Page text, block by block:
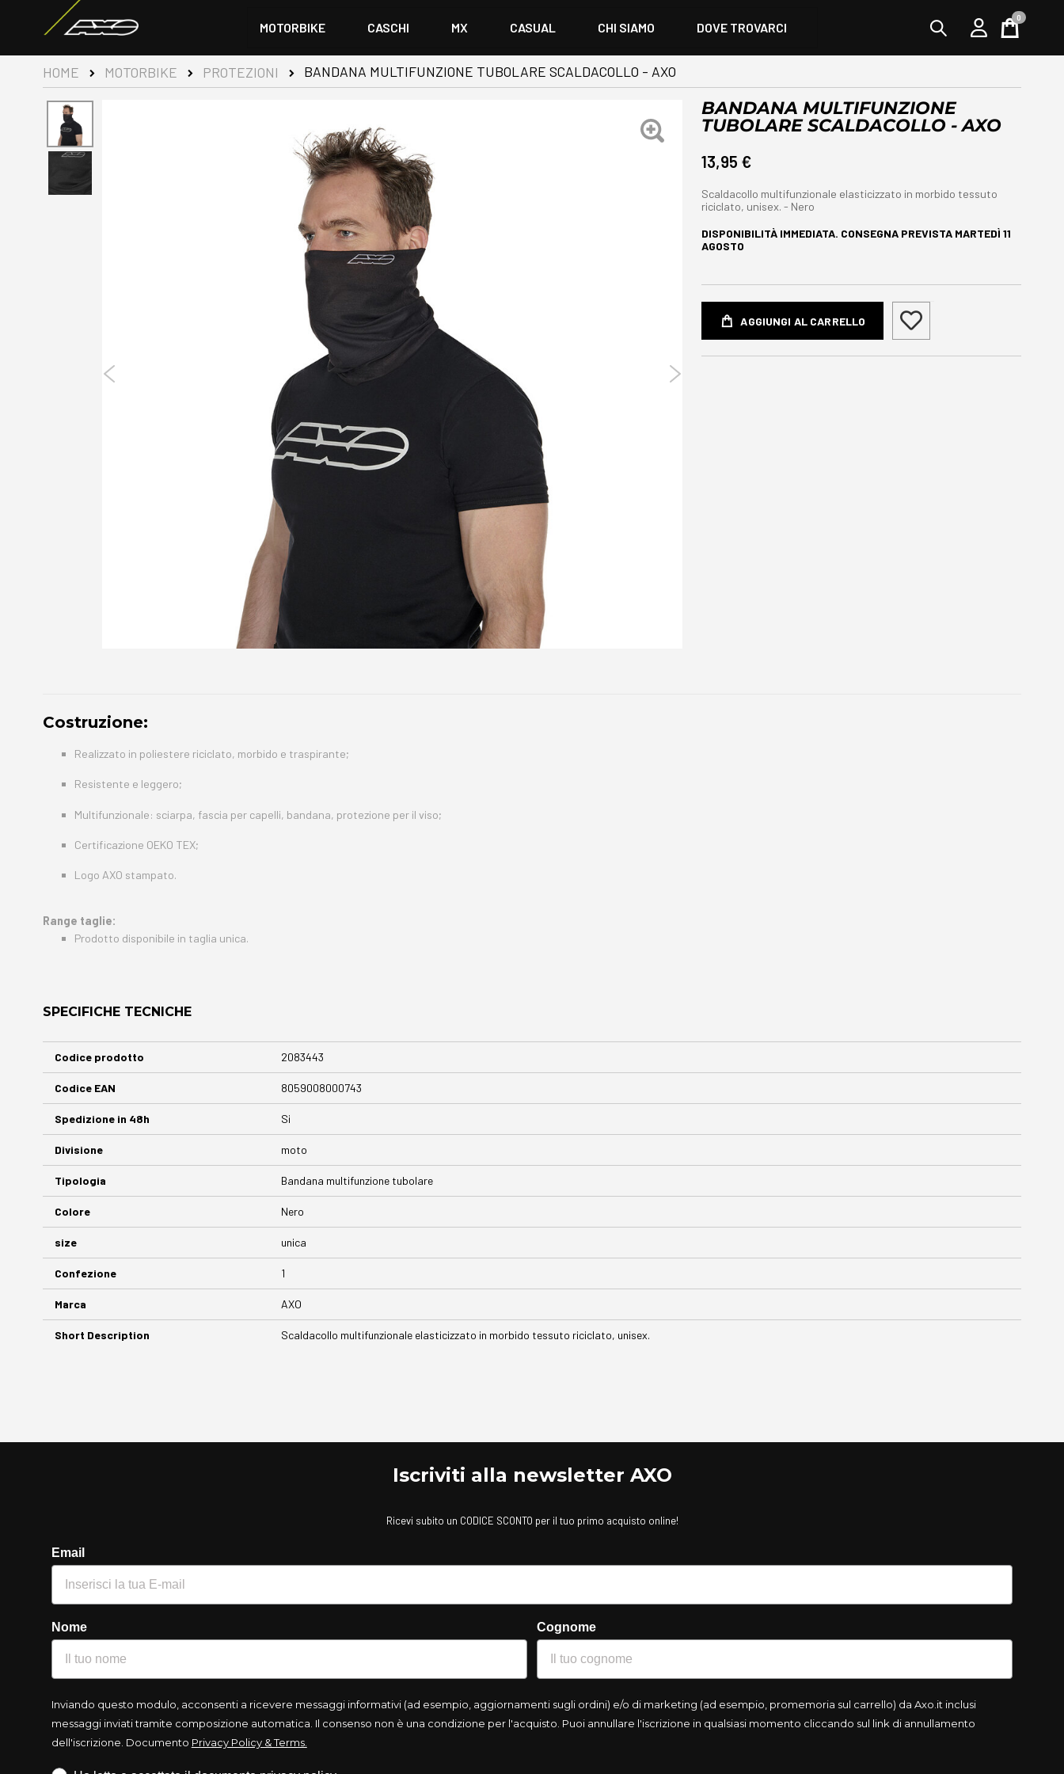
MOTORBIKE CASCHI MX CASUAL CHI SIAMO DOVE TROVARCI Cart
0
HOME MOTORBIKE PROTEZIONI BANDANA MULTIFUNZIONE TUBOLARE SCALDACOLLO - AXO
BANDANA MULTIFUNZIONE
TUBOLARE SCALDACOLLO - AXO
13,95 €
Scaldacollo multifunzionale elasticizzato in morbido tessuto
riciclato, unisex. - Nero
DISPONIBILITÀ IMMEDIATA. CONSEGNA PREVISTA MARTEDÌ 11
AGOSTO
AGGIUNGI AL CARRELLO
Costruzione:
Realizzato in poliestere riciclato, morbido e traspirante;
Resistente e leggero;
Multifunzionale: sciarpa, fascia per capelli, bandana, protezione per il viso;
Certificazione OEKO TEX;
Logo AXO stampato.
Range taglie:
Prodotto disponibile in taglia unica.
SPECIFICHE TECNICHE
Maggiori
Informazioni
Codice prodotto 2083443
Codice EAN 8059008000743
Spedizione in 48h Si
Divisione moto
Tipologia Bandana multifunzione tubolare
Colore Nero
size unica
Confezione 1
Marca AXO
Short Description Scaldacollo multifunzionale elasticizzato in morbido tessuto riciclato, unisex.
Iscriviti alla newsletter AXO
Ricevi subito un CODICE SCONTO per il tuo primo acquisto online!
Email
Nome Cognome
Inviando questo modulo, acconsenti a ricevere messaggi informativi (ad esempio, aggiornamenti sugli ordini) e/o di marketing (ad esempio, promemoria sul carrello) da Axo.it inclusi
messaggi inviati tramite composizione automatica. Il consenso non è una condizione per l'acquisto. Puoi annullare l'iscrizione in qualsiasi momento cliccando sul link di annullamento
dell'iscrizione. Documento Privacy Policy & Terms.